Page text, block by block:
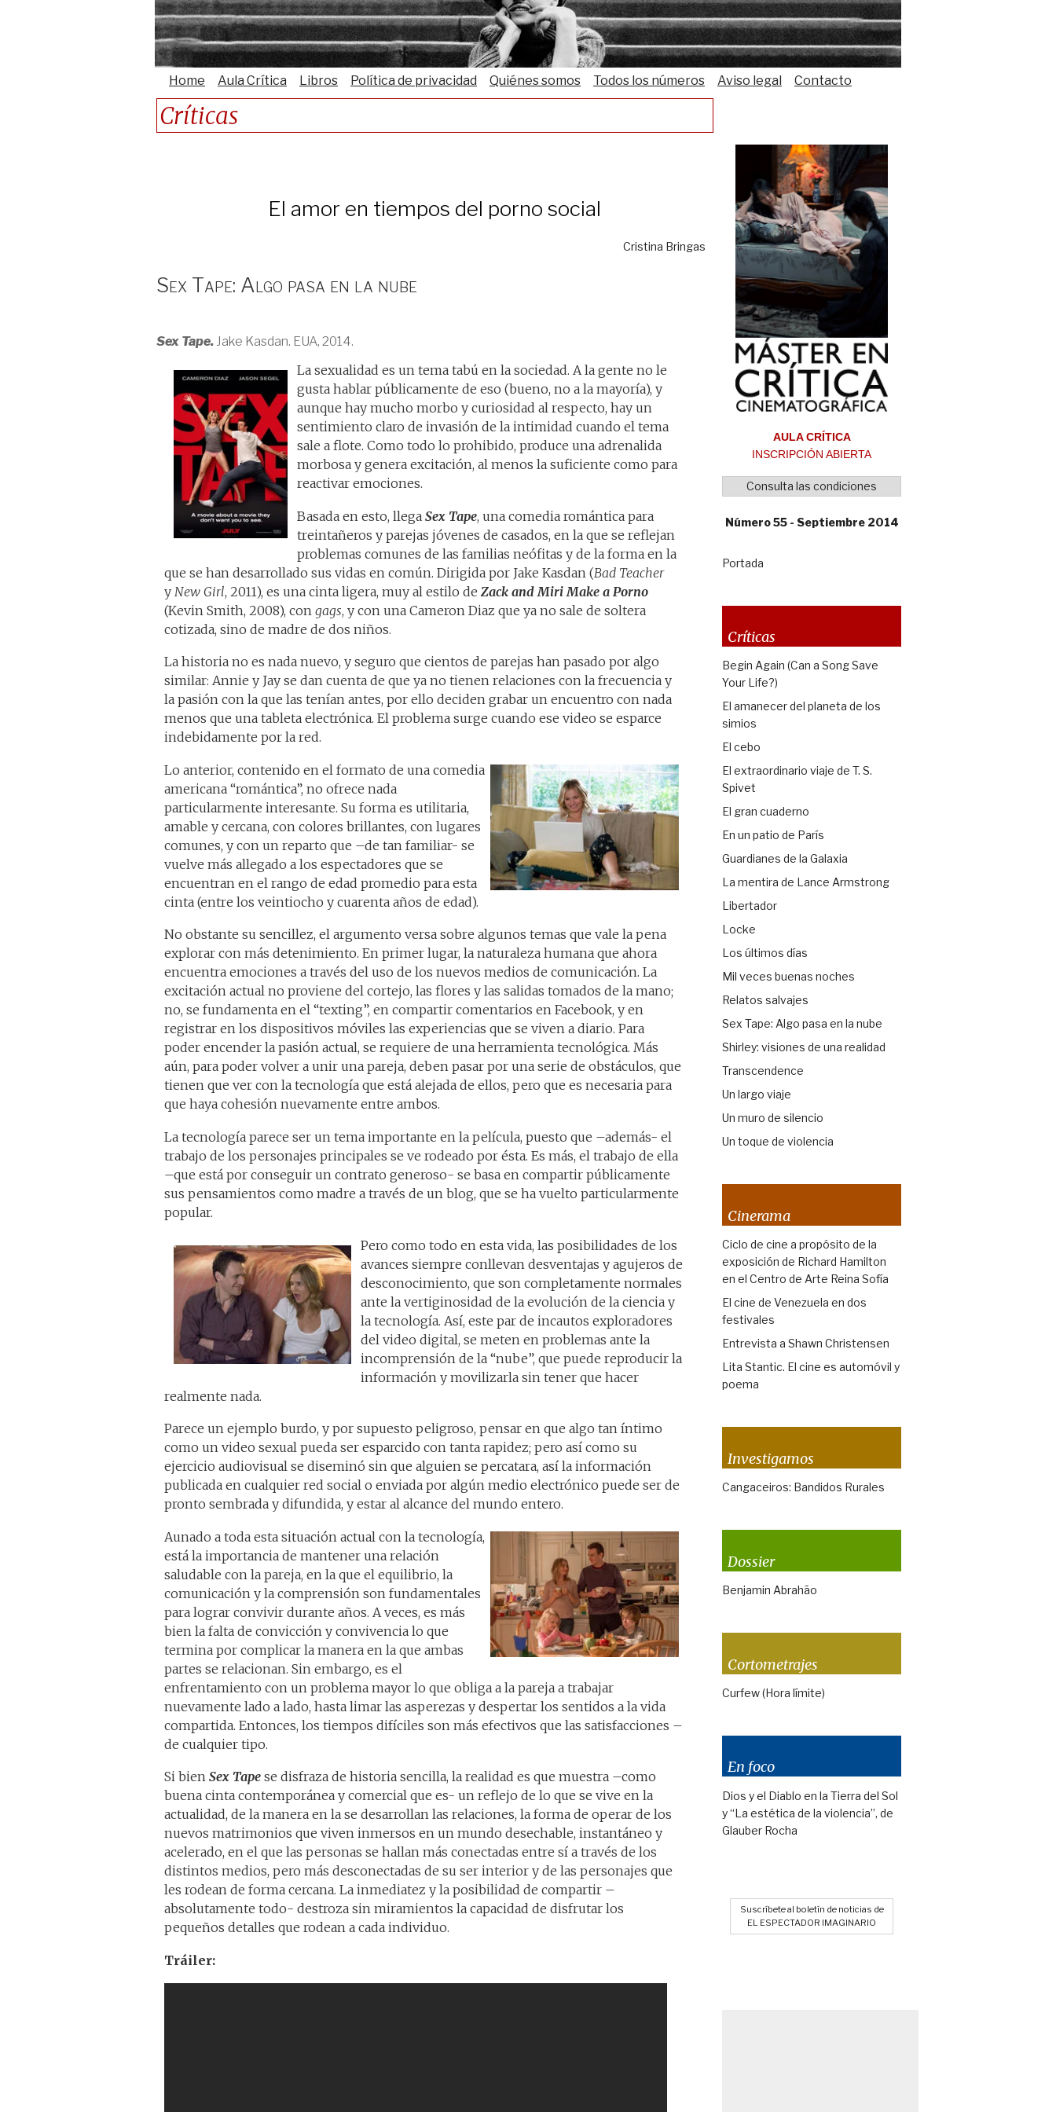
Home Aula Crítica Libros Política de privacidad Quiénes somos Todos los números Aviso legal Contacto
Críticas
El amor en tiempos del porno social
Cristina Bringas
Sex Tape: Algo pasa en la nube
Sex Tape. Jake Kasdan. EUA, 2014.
La sexualidad es un tema tabú en la sociedad. A la gente no le
gusta hablar públicamente de eso (bueno, no a la mayoría), y
aunque hay mucho morbo y curiosidad al respecto, hay un
sentimiento claro de invasión de la intimidad cuando el tema
sale a flote. Como todo lo prohibido, produce una adrenalida
morbosa y genera excitación, al menos la suficiente como para
reactivar emociones.
Basada en esto, llega Sex Tape, una comedia romántica para
treintañeros y parejas jóvenes de casados, en la que se reflejan
problemas comunes de las familias neófitas y de la forma en la
que se han desarrollado sus vidas en común. Dirigida por Jake Kasdan (Bad Teacher
y New Girl, 2011), es una cinta ligera, muy al estilo de Zack and Miri Make a Porno
(Kevin Smith, 2008), con gags, y con una Cameron Diaz que ya no sale de soltera
cotizada, sino de madre de dos niños.
La historia no es nada nuevo, y seguro que cientos de parejas han pasado por algo
similar: Annie y Jay se dan cuenta de que ya no tienen relaciones con la frecuencia y
la pasión con la que las tenían antes, por ello deciden grabar un encuentro con nada
menos que una tableta electrónica. El problema surge cuando ese video se esparce
indebidamente por la red.
Lo anterior, contenido en el formato de una comedia
americana “romántica”, no ofrece nada
particularmente interesante. Su forma es utilitaria,
amable y cercana, con colores brillantes, con lugares
comunes, y con un reparto que –de tan familiar- se
vuelve más allegado a los espectadores que se
encuentran en el rango de edad promedio para esta
cinta (entre los veintiocho y cuarenta años de edad).
No obstante su sencillez, el argumento versa sobre algunos temas que vale la pena
explorar con más detenimiento. En primer lugar, la naturaleza humana que ahora
encuentra emociones a través del uso de los nuevos medios de comunicación. La
excitación actual no proviene del cortejo, las flores y las salidas tomados de la mano;
no, se fundamenta en el “texting”, en compartir comentarios en Facebook, y en
registrar en los dispositivos móviles las experiencias que se viven a diario. Para
poder encender la pasión actual, se requiere de una herramienta tecnológica. Más
aún, para poder volver a unir una pareja, deben pasar por una serie de obstáculos, que
tienen que ver con la tecnología que está alejada de ellos, pero que es necesaria para
que haya cohesión nuevamente entre ambos.
La tecnología parece ser un tema importante en la película, puesto que –además- el
trabajo de los personajes principales se ve rodeado por ésta. Es más, el trabajo de ella
–que está por conseguir un contrato generoso- se basa en compartir públicamente
sus pensamientos como madre a través de un blog, que se ha vuelto particularmente
popular.
Pero como todo en esta vida, las posibilidades de los
avances siempre conllevan desventajas y agujeros de
desconocimiento, que son completamente normales
ante la vertiginosidad de la evolución de la ciencia y
la tecnología. Así, este par de incautos exploradores
del video digital, se meten en problemas ante la
incomprensión de la “nube”, que puede reproducir la
información y movilizarla sin tener que hacer
realmente nada.
Parece un ejemplo burdo, y por supuesto peligroso, pensar en que algo tan íntimo
como un video sexual pueda ser esparcido con tanta rapidez; pero así como su
ejercicio audiovisual se diseminó sin que alguien se percatara, así la información
publicada en cualquier red social o enviada por algún medio electrónico puede ser de
pronto sembrada y difundida, y estar al alcance del mundo entero.
Aunado a toda esta situación actual con la tecnología,
está la importancia de mantener una relación
saludable con la pareja, en la que el equilibrio, la
comunicación y la comprensión son fundamentales
para lograr convivir durante años. A veces, es más
bien la falta de convicción y convivencia lo que
termina por complicar la manera en la que ambas
partes se relacionan. Sin embargo, es el
enfrentamiento con un problema mayor lo que obliga a la pareja a trabajar
nuevamente lado a lado, hasta limar las asperezas y despertar los sentidos a la vida
compartida. Entonces, los tiempos difíciles son más efectivos que las satisfacciones –
de cualquier tipo.
Si bien Sex Tape se disfraza de historia sencilla, la realidad es que muestra –como
buena cinta contemporánea y comercial que es- un reflejo de lo que se vive en la
actualidad, de la manera en la se desarrollan las relaciones, la forma de operar de los
nuevos matrimonios que viven inmersos en un mundo desechable, instantáneo y
acelerado, en el que las personas se hallan más conectadas entre sí a través de los
distintos medios, pero más desconectadas de su ser interior y de las personajes que
les rodean de forma cercana. La inmediatez y la posibilidad de compartir –
absolutamente todo- destroza sin miramientos la capacidad de disfrutar los
pequeños detalles que rodean a cada individuo.
Tráiler:
AULA CRÍTICA
INSCRIPCIÓN ABIERTA
Consulta las condiciones
Número 55 - Septiembre 2014
Portada
Críticas
Begin Again (Can a Song Save
Your Life?)
El amanecer del planeta de los
simios
El cebo
El extraordinario viaje de T. S.
Spivet
El gran cuaderno
En un patio de París
Guardianes de la Galaxia
La mentira de Lance Armstrong
Libertador
Locke
Los últimos días
Mil veces buenas noches
Relatos salvajes
Sex Tape: Algo pasa en la nube
Shirley: visiones de una realidad
Transcendence
Un largo viaje
Un muro de silencio
Un toque de violencia
Cinerama
Ciclo de cine a propósito de la
exposición de Richard Hamilton
en el Centro de Arte Reina Sofía
El cine de Venezuela en dos
festivales
Entrevista a Shawn Christensen
Lita Stantic. El cine es automóvil y
poema
Investigamos
Cangaceiros: Bandidos Rurales
Dossier
Benjamin Abrahão
Cortometrajes
Curfew (Hora límite)
En foco
Dios y el Diablo en la Tierra del Sol
y “La estética de la violencia”, de
Glauber Rocha
Suscríbete al boletín de noticias de
EL ESPECTADOR IMAGINARIO